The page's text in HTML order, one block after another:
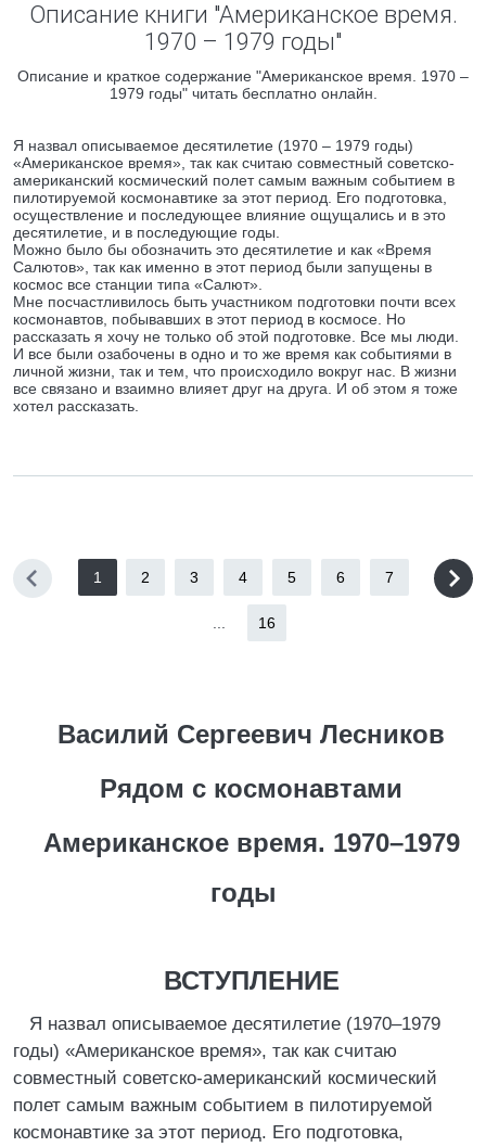
Описание книги "Американское время.
1970 – 1979 годы"
Описание и краткое содержание "Американское время. 1970 –
1979 годы" читать бесплатно онлайн.
Я назвал описываемое десятилетие (1970 – 1979 годы)
«Американское время», так как считаю совместный советско-
американский космический полет самым важным событием в
пилотируемой космонавтике за этот период. Его подготовка,
осуществление и последующее влияние ощущались и в это
десятилетие, и в последующие годы.
Можно было бы обозначить это десятилетие и как «Время
Салютов», так как именно в этот период были запущены в
космос все станции типа «Салют».
Мне посчастливилось быть участником подготовки почти всех
космонавтов, побывавших в этот период в космосе. Но
рассказать я хочу не только об этой подготовке. Все мы люди.
И все были озабочены в одно и то же время как событиями в
личной жизни, так и тем, что происходило вокруг нас. В жизни
все связано и взаимно влияет друг на друга. И об этом я тоже
хотел рассказать.
1 2 3 4 5 6 7
16
Василий Сергеевич Лесников
Рядом с космонавтами
Американское время. 1970–1979
годы
ВСТУПЛЕНИЕ
Я назвал описываемое десятилетие (1970–1979
годы) «Американское время», так как считаю
совместный советско-американский космический
полет самым важным событием в пилотируемой
космонавтике за этот период. Его подготовка,